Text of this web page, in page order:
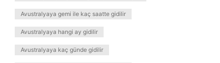
Avustralyaya gemi ile kaç saatte gidilir
Avustralyaya hangi ay gidilir
Avustralyaya kaç günde gidilir